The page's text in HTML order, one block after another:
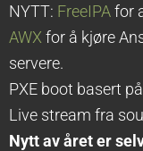
NYTT: FreeIPAfor
AWX for å kjøre
servere.
PXE boot basert på
Live stream fra
Nytt av året er